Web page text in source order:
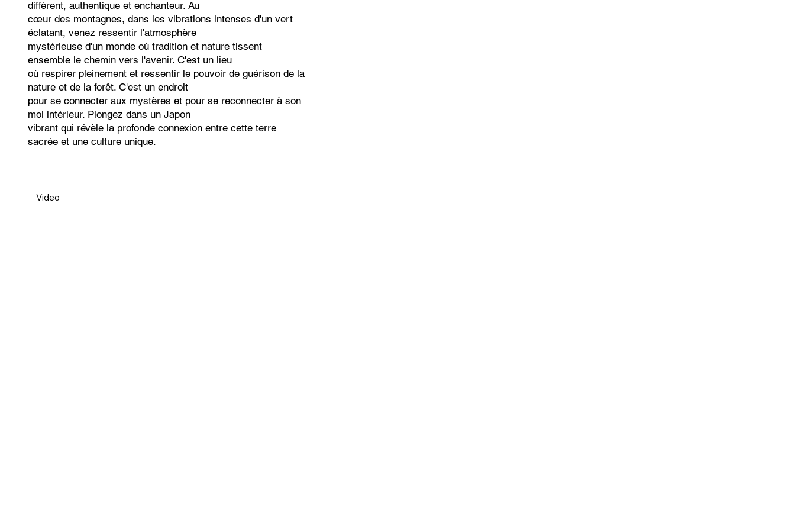
différent, authentique et enchanteur. Au
cœur des montagnes, dans les vibrations intenses d'un vert
éclatant, venez ressentir l'atmosphère
mystérieuse d'un monde où tradition et nature tissent
ensemble le chemin vers l'avenir. C'est un lieu
où respirer pleinement et ressentir le pouvoir de guérison de la
nature et de la forêt. C'est un endroit
pour se connecter aux mystères et pour se reconnecter à son
moi intérieur. Plongez dans un Japon
vibrant qui révèle la profonde connexion entre cette terre
sacrée et une culture unique.
Video